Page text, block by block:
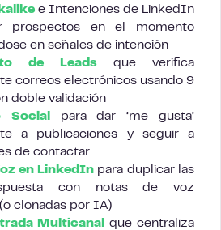
e Intenciones de LinkedIn
prospectos en el momento
en señales de intención
de Leads que verifica
correos electrónicos usando 9
doble validación
Social
para dar ‘me gusta’
a publicaciones y seguir a
de contactar
en LinkedIn para duplicar las
con notas de voz
clonadas por IA)
Multicanal
que centraliza